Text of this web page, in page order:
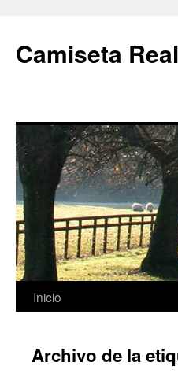
Camiseta
Saltar
contenido
Inicio
Archivo de la